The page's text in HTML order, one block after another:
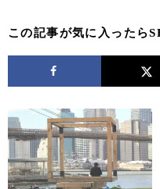
この記事が気に入ったら